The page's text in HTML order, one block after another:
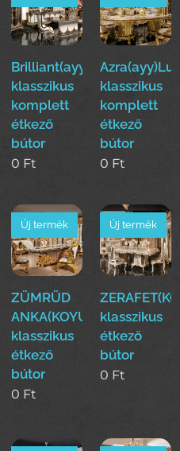
Brilliant(ayy)Luxus
klasszikus
komplett
étkező
bútor
0 Ft
klasszikus
komplett
étkező
bútor
0 Ft
ZÜMRÜD
ANKA(KOYUN)Luxus
klasszikus
étkező
bútor
Új termék
0 Ft
klasszikus
étkező
bútor
Új termék
0 Ft